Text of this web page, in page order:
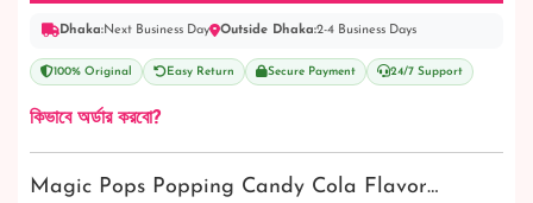
Dhaka:Next Business Day Outside Dhaka:2-4 Business Days
100% Original Easy Return Secure Payment 24/7 Support
কিভাবে অর্ডার করবো?
Magic Pops Popping Candy Cola Flavor…